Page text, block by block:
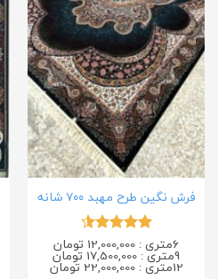
فرش نگین طرح مهبد ۷۰۰ شانه
امتیاز4.5
از 5
6متری : 12,000,000 تومان
9متری : 17,500,000 تومان
12متری : 22,000,000 تومان